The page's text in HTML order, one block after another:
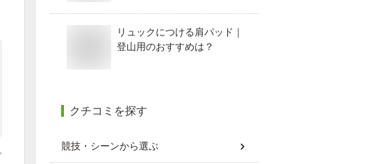
リュックにつける肩パッド｜
登山用のおすすめは？
クチコミを探す
競技・シーンから選ぶ